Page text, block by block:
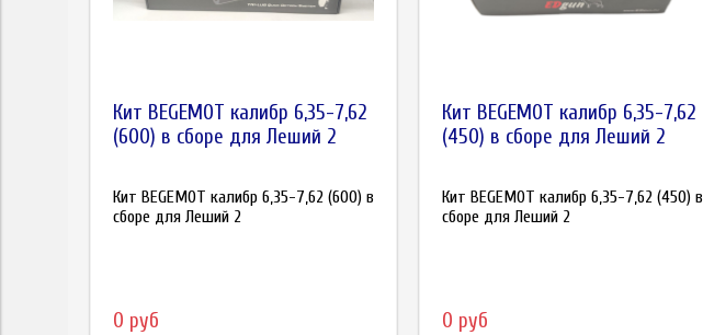
Кит BEGEMOT калибр 6,35-7,62
(600) в сборе для Леший 2
Кит BEGEMOT калибр 6,35-7,62 (600) в
сборе для Леший 2
0 руб
Кит BEGEMOT калибр 6,35-7,62
(450) в сборе для Леший 2
Кит BEGEMOT калибр 6,35-7,62 (450) в
сборе для Леший 2
0 руб